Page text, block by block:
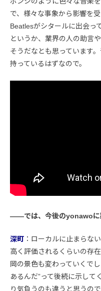
で、様々な事象から影響を
Beatlesがシタールに出会っ
というか、業界の人の助言
そうだなとも思っています
持っているはずなので。
――では、今後のyonawoに
深町 ：ローカルに止まらな
高く評価されるくらいの存
岡の景色も変わっていくで
あるんだ”って後続に示して
り気負うのも違うと思うの